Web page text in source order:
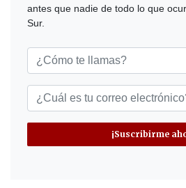
antes que nadie de todo lo que
Sur.
¡Suscribirme